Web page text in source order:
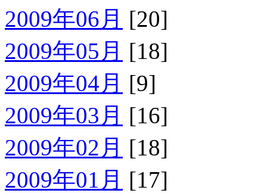
2009年06月 [20]
2009年05月 [18]
2009年04月 [9]
2009年03月 [16]
2009年02月 [18]
2009年01月 [17]